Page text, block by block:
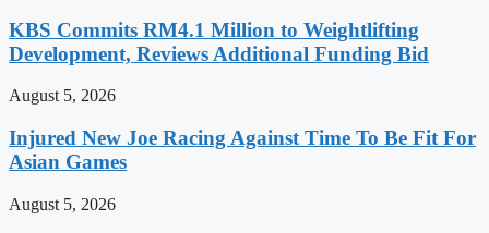
KBS Commits RM4.1 Million to Weightlifting
Development, Reviews Additional Funding Bid
August 5, 2026
Injured New Joe Racing Against Time To Be Fit For
Asian Games
August 5, 2026